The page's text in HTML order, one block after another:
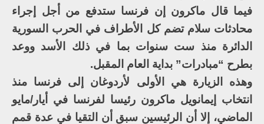
فيما قال ماكرون إن فرنسا ستدفع من أجل إجراء
محادثات سلام تضم كل الأطراف في الحرب السورية
الدائرة منذ ست سنوات بما في ذلك الأسد ووعد
بطرح “مبادرات” بداية العام المقبل.
وهذه الزيارة هي الأولى لأردوغان إلى فرنسا منذ
انتخاب إيمانويل ماكرون رئيسا لفرنسا في أيار/مايو
الماضي، إلا أن الرئيسين سبق أن التقيا في عدة قمم